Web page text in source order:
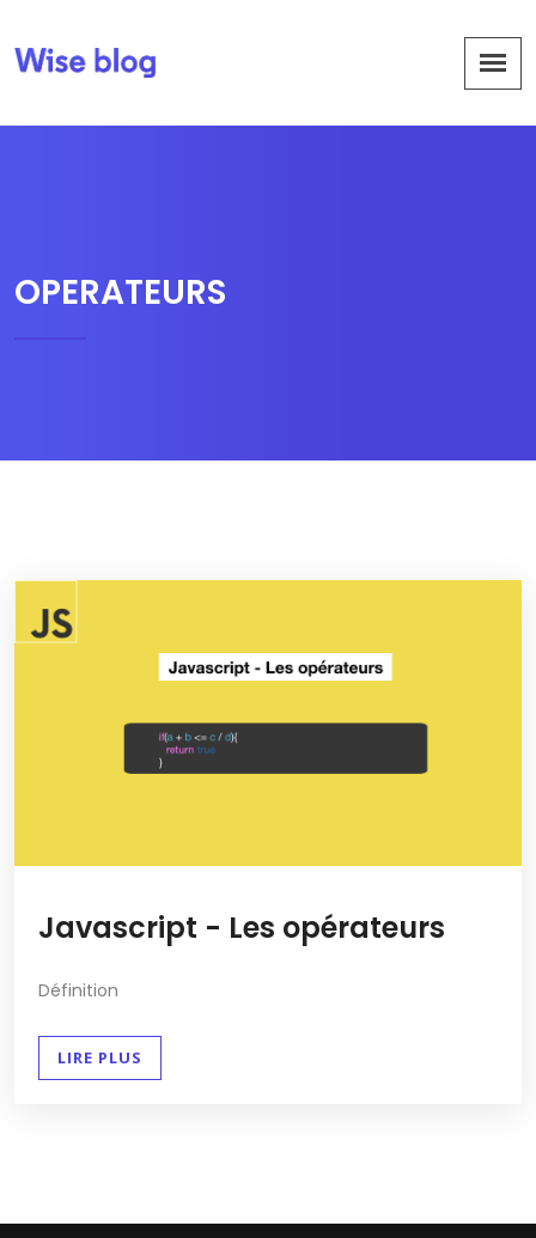
OPERATEURS
Javascript - Les opérateurs
Définition
LIRE PLUS